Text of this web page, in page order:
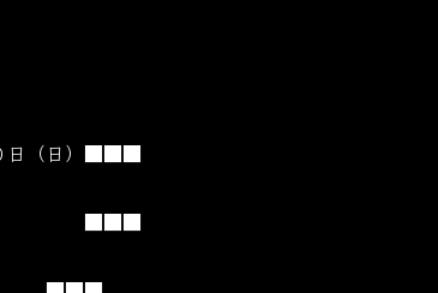
日（日）■■■
■■■